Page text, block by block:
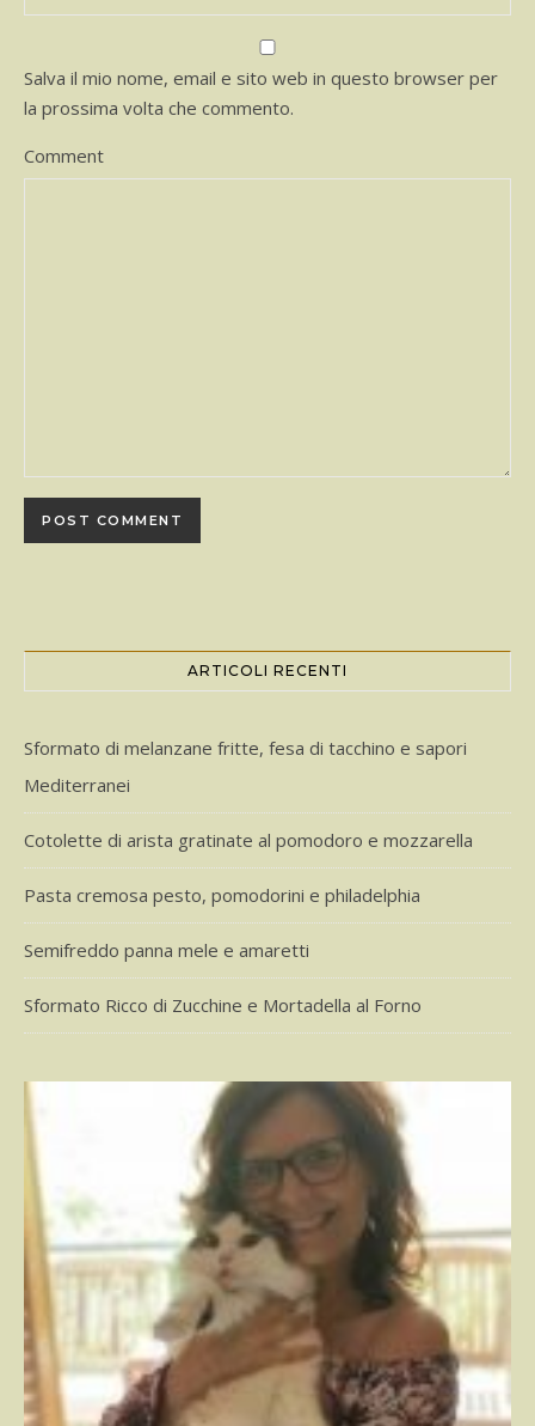
Salva il mio nome, email e sito web in questo browser per
la prossima volta che commento.
Comment
ARTICOLI RECENTI
Sformato di melanzane fritte, fesa di tacchino e sapori
Mediterranei
Cotolette di arista gratinate al pomodoro e mozzarella
Pasta cremosa pesto, pomodorini e philadelphia
Semifreddo panna mele e amaretti
Sformato Ricco di Zucchine e Mortadella al Forno